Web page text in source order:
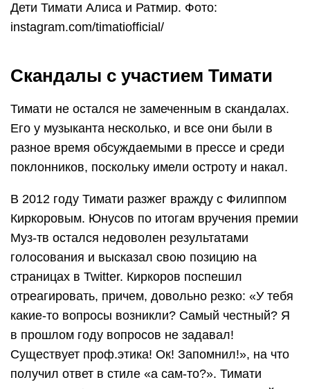
Дети Тимати Алиса и Ратмир. Фото:
instagram.com/timatiofficial/
Скандалы с участием Тимати
Тимати не остался не замеченным в скандалах.
Его у музыканта несколько, и все они были в
разное время обсуждаемыми в прессе и среди
поклонников, поскольку имели остроту и накал.
В 2012 году Тимати разжег вражду с Филиппом
Киркоровым. Юнусов по итогам вручения премии
Муз-тв остался недоволен результатами
голосования и высказал свою позицию на
страницах в Twitter. Киркоров поспешил
отреагировать, причем, довольно резко: «У тебя
какие-то вопросы возникли? Самый честный? Я
в прошлом году вопросов не задавал!
Существует проф.этика! Ок! Запомнил!», на что
получил ответ в стиле «а сам-то?». Тимати